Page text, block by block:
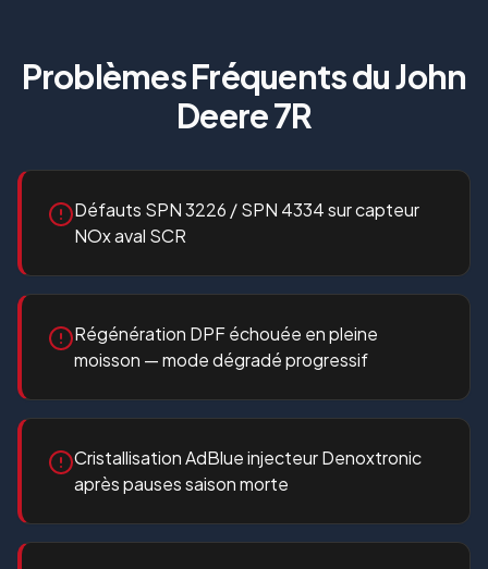
Problèmes Fréquents duJohn
Deere 7R
Défauts SPN 3226 / SPN 4334 sur capteur
NOx aval SCR
Régénération DPF échouée en pleine
moisson — mode dégradé progressif
Cristallisation AdBlue injecteur Denoxtronic
après pauses saison morte